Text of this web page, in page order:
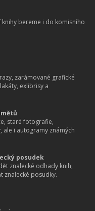
bereme i do komisního
zarámované grafické
exlibrisy a
staré fotografie,
ale i autogramy známých
posudek
znalecké odhady knih,
znalecké posudky.